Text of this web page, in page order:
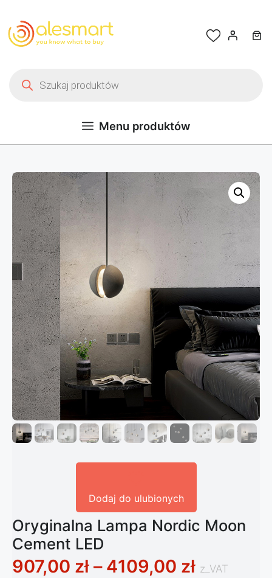
Menu produktów
Dodaj do ulubionych
Oryginalna Lampa Nordic Moon
Cement LED
907,00 zł – 4109,00 złZakres
z_VAT